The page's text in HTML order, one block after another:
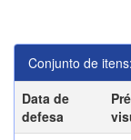
Conjunto de itens:
Data de
defesa